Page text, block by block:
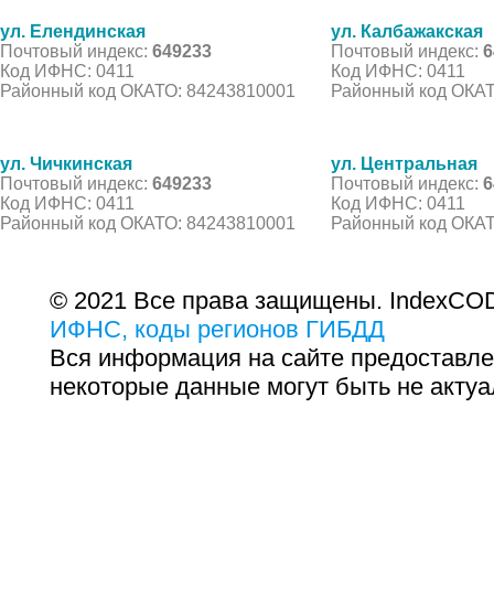
ул. Елендинская
Почтовый индекс: 649233
Код ИФНС: 0411
Районный код ОКАТО: 84243810001
ул. Калбажакская
Почтовый индекс:
Код ИФНС: 0411
Районный код
ул. Чичкинская
Почтовый индекс: 649233
Код ИФНС: 0411
Районный код ОКАТО: 84243810001
ул. Центральная
Почтовый индекс:
Код ИФНС: 0411
Районный код
© 2021 Все права защищены.
ИФНС, коды регионов ГИБДД
Вся информация на сайте
некоторые данные могут быть не